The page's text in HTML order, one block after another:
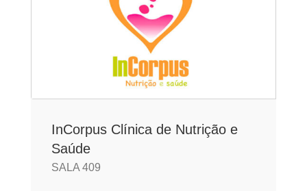
InCorpus Clínica de Nutrição e
Saúde
SALA 409